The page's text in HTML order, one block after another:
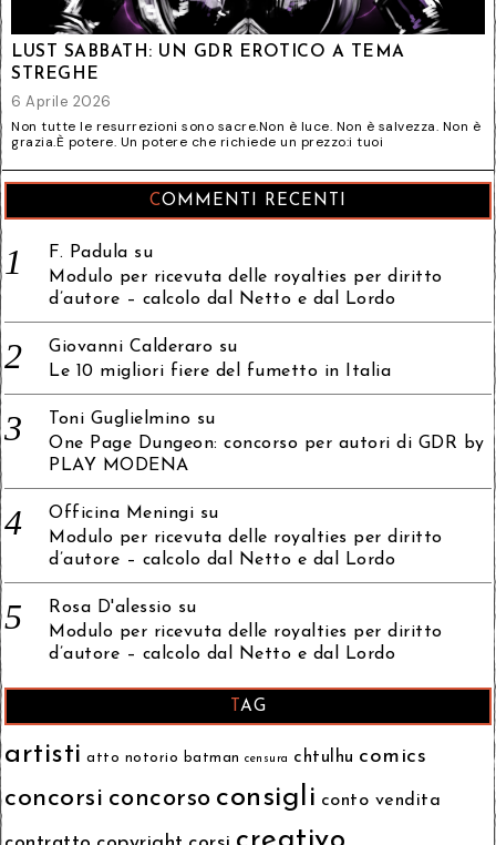
LUST SABBATH: UN GDR EROTICO A TEMA
STREGHE
6 Aprile 2026
Non tutte le resurrezioni sono sacre.Non è luce. Non è salvezza. Non è
grazia.È potere. Un potere che richiede un prezzo:i tuoi
COMMENTI RECENTI
F. Padula su
Modulo per ricevuta delle royalties per diritto
d’autore – calcolo dal Netto e dal Lordo
Giovanni Calderaro su
Le 10 migliori fiere del fumetto in Italia
Toni Guglielmino su
One Page Dungeon: concorso per autori di GDR by
PLAY MODENA
Officina Meningi su
Modulo per ricevuta delle royalties per diritto
d’autore – calcolo dal Netto e dal Lordo
Rosa D'alessio su
Modulo per ricevuta delle royalties per diritto
d’autore – calcolo dal Netto e dal Lordo
TAG
artisti atto notorio batman censura chtulhu comics
concorsi concorso consigli conto vendita